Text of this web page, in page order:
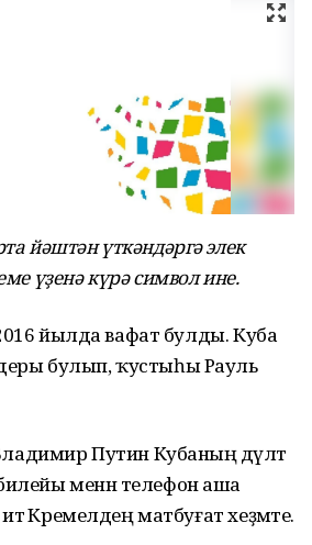
йәштән үткәндәргә элек
үҙенә күрә символ ине.
2016 йылда вафат булды. Куба
булып, ҡустыһы Рауль
Путин Кубаның дәүләт
менән телефон аша
Кремелдең матбуғат хеҙмәте.